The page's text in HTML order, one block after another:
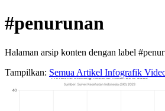
#penurunan
Halaman arsip konten dengan label
Tampilkan: Semua Artikel Infografik